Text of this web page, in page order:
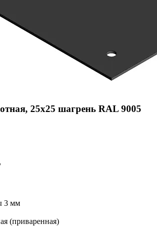
25х25 шагрень RAL 9005
3 мм
(приваренная)